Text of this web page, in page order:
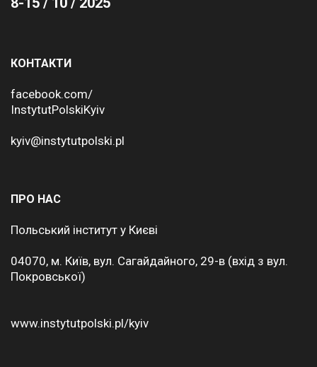
КОНТАКТИ
facebook.com/
InstytutPolskiKyiv
kyiv@instytutpolski.pl
ПРО НАС
Польський інститут у Києві
04070, м. Київ, вул. Сагайдайного, 29-в (вхід з вул.
Покровської)
www.instytutpolski.pl/kyiv